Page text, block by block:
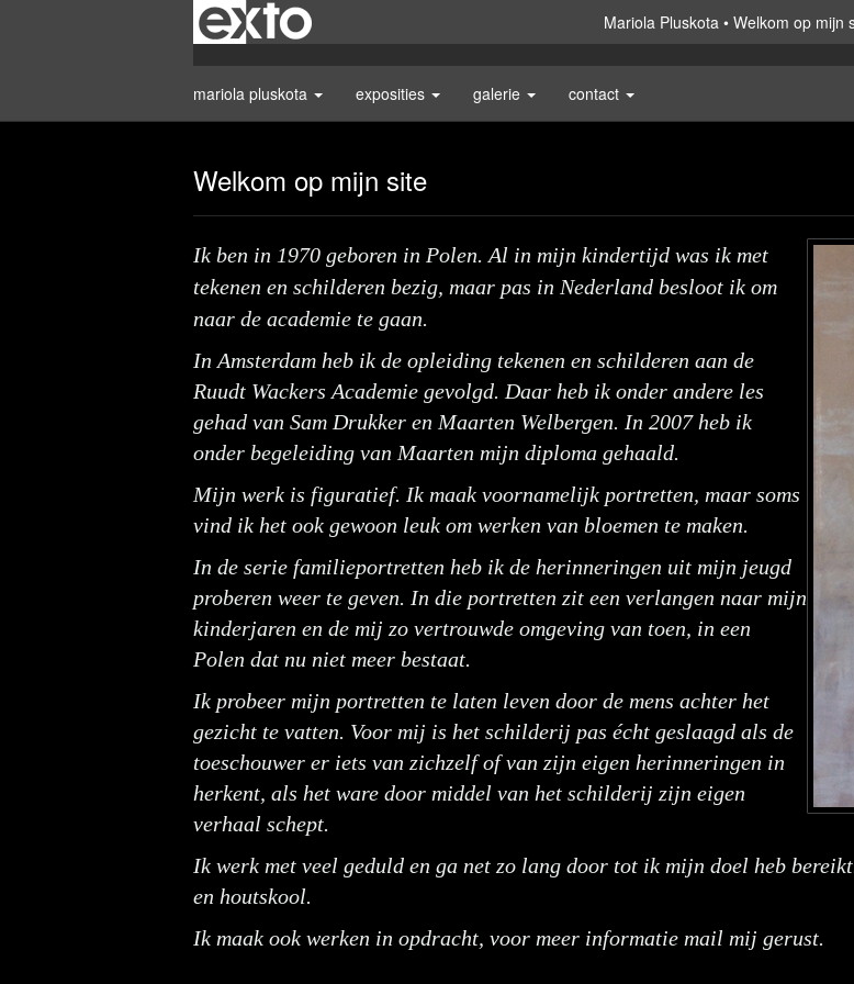
Mariola Pluskota Welkom op mijn
mariola pluskota exposities galerie contact
Welkom op mijn site
Ik ben in 1970 geboren in Polen. Al in mijn kindertijd was ik met
tekenen en schilderen bezig, maar pas in Nederland besloot ik om
naar de academie te gaan.
In Amsterdam heb ik de opleiding tekenen en schilderen aan de
Ruudt Wackers Academie gevolgd. Daar heb ik onder andere les
gehad van Sam Drukker en Maarten Welbergen. In 2007 heb ik
onder begeleiding van Maarten mijn diploma gehaald.
Mijn werk is figuratief. Ik maak voornamelijk portretten, maar soms
vind ik het ook gewoon leuk om werken van bloemen te maken.
In de serie familieportretten heb ik de herinneringen uit mijn jeugd
proberen weer te geven. In die portretten zit een verlangen naar mijn
kinderjaren en de mij zo vertrouwde omgeving van toen, in een
Polen dat nu niet meer bestaat.
Ik probeer mijn portretten te laten leven door de mens achter het
gezicht te vatten. Voor mij is het schilderij pas écht geslaagd als de
toeschouwer er iets van zichzelf of van zijn eigen herinneringen in
herkent, als het ware door middel van het schilderij zijn eigen
verhaal schept.
Ik werk met veel geduld en ga net zo lang door tot ik mijn doel heb
en houtskool.
Ik maak ook werken in opdracht, voor meer informatie mail mij gerust.